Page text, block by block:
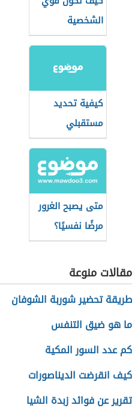
الشخصية
كيفية تحديد
مستقبلي
متى يصبح الغرور
مرضًا نفسيًا؟
مقالات منوعة
طريقة تحضير شوربة الشوفان
ما هو ضيق التنفس
كم عدد السور المكية
كيف انقرضت الديناصورات
تقرير عن فوائد زبدة الشيا